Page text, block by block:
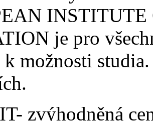
je pro
možnosti
zvýhodněná